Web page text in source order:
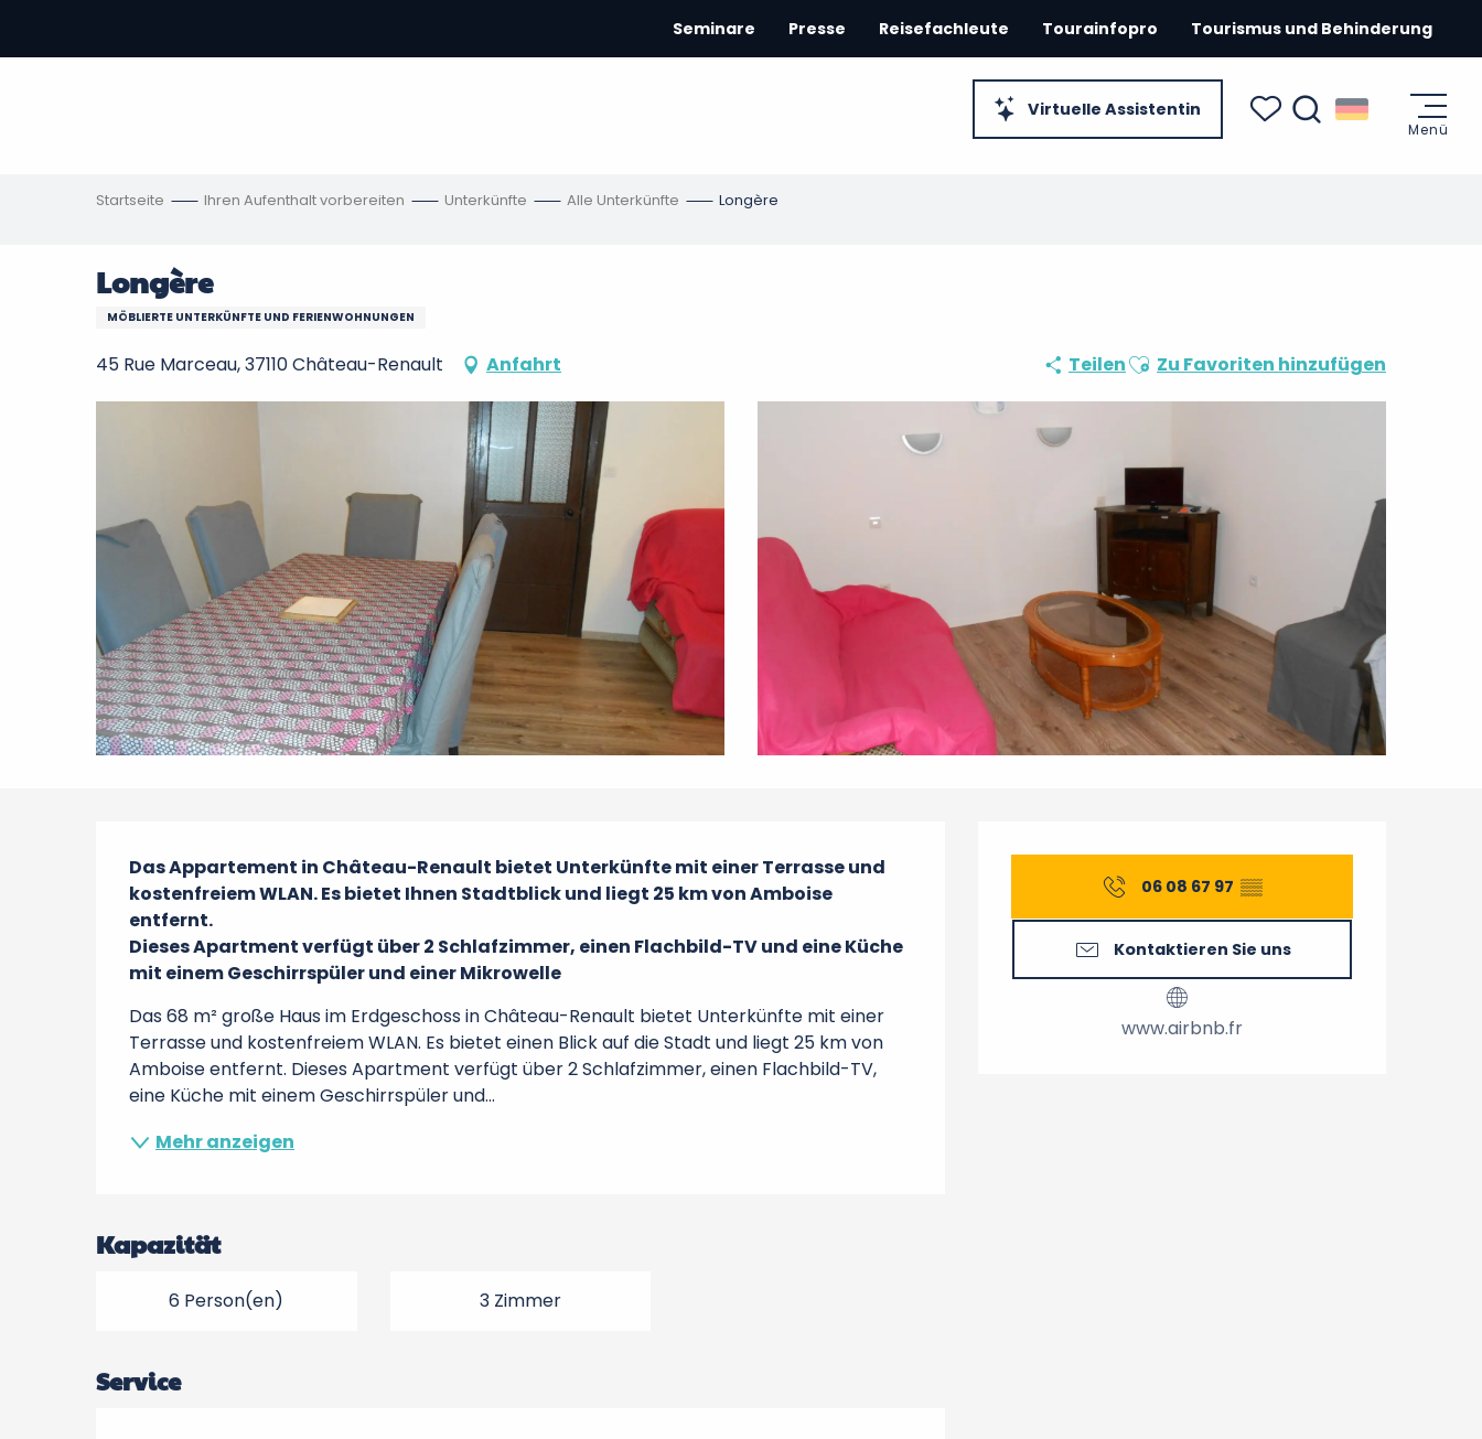
contenu
Virtuelle Assistentin
Seminare Presse Reisefachleute Tourainfopro Tourismus und Behinderung
Menü
Startseite Ihren Aufenthalt vorbereiten Unterkünfte Alle Unterkünfte Longère
Longère
MÖBLIERTE UNTERKÜNFTE UND FERIENWOHNUNGEN
45 Rue Marceau, 37110 Château-Renault Anfahrt TeilenAjouter aux favoris
Zu Favoriten hinzufügen
Öffnungszeiten &
06 08 67 97 ▒▒
Kontaktieren Sie uns
www.airbnb.fr
Beschreibung
Das Appartement in Château-Renault bietet Unterkünfte mit einer Terrasse und
kostenfreiem WLAN. Es bietet Ihnen Stadtblick und liegt 25 km von Amboise
entfernt.
Dieses Apartment verfügt über 2 Schlafzimmer, einen Flachbild-TV und eine Küche
mit einem Geschirrspüler und einer Mikrowelle
Das 68 m² große Haus im Erdgeschoss in Château-Renault bietet Unterkünfte mit einer
Terrasse und kostenfreiem WLAN. Es bietet einen Blick auf die Stadt und liegt 25 km von
Amboise entfernt. Dieses Apartment verfügt über 2 Schlafzimmer, einen Flachbild-TV,
eine Küche mit einem Geschirrspüler und...
Mehr anzeigen
Kapazität
6 Person(en) 3 Zimmer
Service